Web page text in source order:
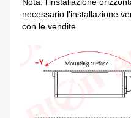
necessario l'installazione
con le vendite.